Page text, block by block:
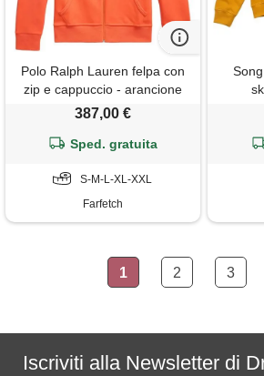
Polo Ralph Lauren felpa con
zip e cappuccio - arancione
387,00 €
Sped. gratuita
S-M-L-XL-XXL
Farfetch
1 2 3
Iscriviti alla Newsletter di